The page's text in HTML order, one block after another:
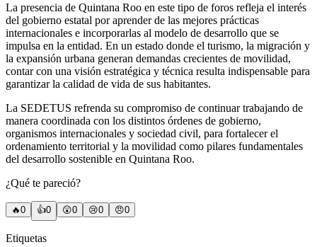
La presencia de Quintana Roo en este tipo de foros refleja el interés
del gobierno estatal por aprender de las mejores prácticas
internacionales e incorporarlas al modelo de desarrollo que se
impulsa en la entidad. En un estado donde el turismo, la migración y
la expansión urbana generan demandas crecientes de movilidad,
contar con una visión estratégica y técnica resulta indispensable para
garantizar la calidad de vida de sus habitantes.
La SEDETUS refrenda su compromiso de continuar trabajando de
manera coordinada con los distintos órdenes de gobierno,
organismos internacionales y sociedad civil, para fortalecer el
ordenamiento territorial y la movilidad como pilares fundamentales
del desarrollo sostenible en Quintana Roo.
¿Qué te pareció?
🔥0 👍0 😲0 😢0 😠0
Etiquetas